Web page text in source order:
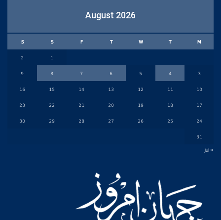
August 2026
M
T
W
T
F
S
S
1
2
3
4
5
6
7
8
9
10
11
12
13
14
15
16
17
18
19
20
21
22
23
24
25
26
27
28
29
30
31
« Jul